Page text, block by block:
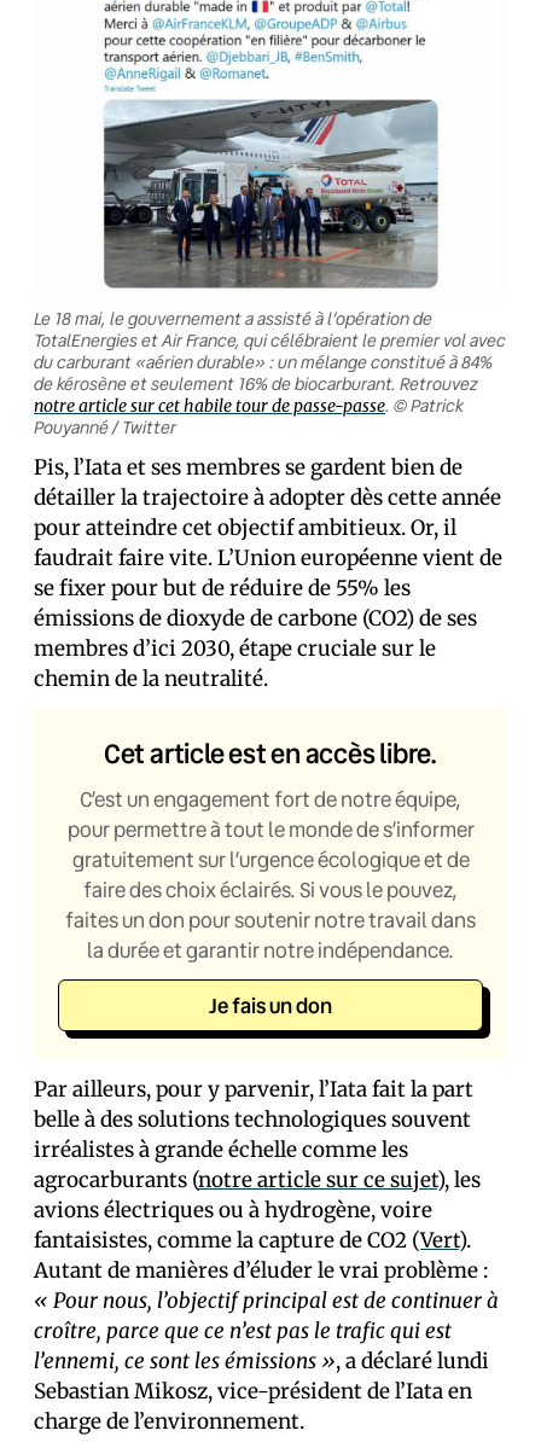
Le 18 mai, le gouvernement a assisté à l’opération de
TotalEnergies et Air France, qui célébraient le premier vol avec
du carburant «aérien durable» : un mélange constitué à 84%
de kérosène et seulement 16% de biocarburant. Retrouvez
notre article sur cet habile tour de passe-passe. © Patrick
Pouyanné / Twitter
Pis, l’Iata et ses membres se gardent bien de
détailler la trajectoire à adopter dès cette année
pour atteindre cet objectif ambitieux. Or, il
faudrait faire vite. L’Union européenne vient de
se fixer pour but de réduire de 55% les
émissions de dioxyde de carbone (CO2) de ses
membres d’ici 2030, étape cruciale sur le
chemin de la neutralité.
Cet article est en accès libre.
C’est un engagement fort de notre équipe,
pour permettre à tout le monde de s’informer
gratuitement sur l’urgence écologique et de
faire des choix éclairés. Si vous le pouvez,
faites un don pour soutenir notre travail dans
la durée et garantir notre indépendance.
Je fais un don
Par ailleurs, pour y parvenir, l’Iata fait la part
belle à des solutions technologiques souvent
irréalistes à grande échelle comme les
agrocarburants (notre article sur ce sujet), les
avions électriques ou à hydrogène, voire
fantaisistes, comme la capture de CO2 (Vert).
Autant de manières d’éluder le vrai problème :
« Pour nous, l’objectif principal est de continuer à
croître, parce que ce n’est pas le trafic qui est
l’ennemi, ce sont les émissions », a déclaré lundi
Sebastian Mikosz, vice-président de l’Iata en
charge de l’environnement.